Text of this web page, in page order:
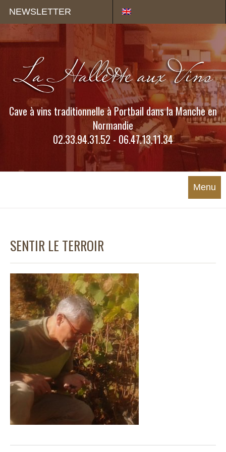
NEWSLETTER
Cave à vins traditionnelle à Portbail dans la Manche en
Normandie
02.33.94.31.52 - 06.47.13.11.34
Menu
SENTIR LE TERROIR
Panneau de gestion des cookies